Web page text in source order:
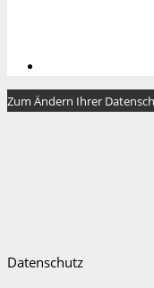
Zum Ändern Ihrer
Datenschutz